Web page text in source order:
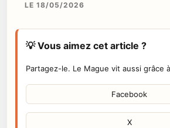
LE 18/05/2026
💡 Vous aimez cet article ?
Partagez-le. Le Mague vit aussi grâce
Facebook
X